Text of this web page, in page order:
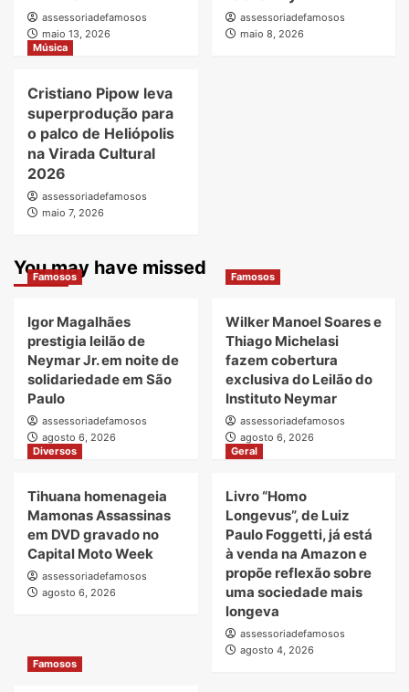
assessoriadefamosos
maio 13, 2026
assessoriadefamosos
maio 8, 2026
Música
Cristiano Pipow leva
superprodução para
o palco de Heliópolis
na Virada Cultural
2026
assessoriadefamosos
maio 7, 2026
You may have missed
Famosos
Igor Magalhães
prestigia leilão de
Neymar Jr. em noite de
solidariedade em São
Paulo
assessoriadefamosos
agosto 6, 2026
Famosos
Wilker Manoel Soares e
Thiago Michelasi
fazem cobertura
exclusiva do Leilão do
Instituto Neymar
assessoriadefamosos
agosto 6, 2026
Diversos
Tihuana homenageia
Mamonas Assassinas
em DVD gravado no
Capital Moto Week
assessoriadefamosos
agosto 6, 2026
Geral
Livro “Homo
Longevus”, de Luiz
Paulo Foggetti, já está
à venda na Amazon e
propõe reflexão sobre
uma sociedade mais
longeva
assessoriadefamosos
agosto 4, 2026
Famosos